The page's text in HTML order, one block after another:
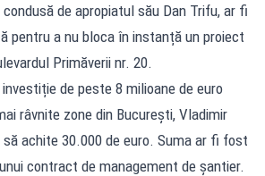
condusă de apropiatul său Dan Trifu, ar fi
pentru a nu bloca în instanță un proiect
Primăverii nr. 20.
de peste 8 milioane de euro
râvnite zone din București, Vladimir
achite 30.000 de euro. Suma ar fi fost
contract de management de șantier.